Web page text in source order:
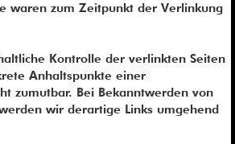
waren zum Zeitpunkt der Verlinkung
Kontrolle der verlinkten Seiten
Anhaltspunkte einer
zumutbar. Bei Bekanntwerden von
wir derartige Links umgehend